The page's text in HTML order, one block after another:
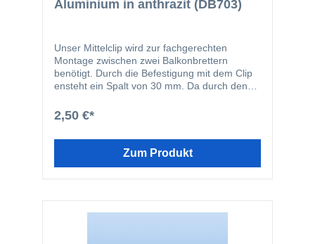
Aluminium in anthrazit (DB703)
Unser Mittelclip wird zur fachgerechten
Montage zwischen zwei Balkonbrettern
benötigt. Durch die Befestigung mit dem Clip
ensteht ein Spalt von 30 mm. Da durch den
die Verwendung unseren Zu- Profile. Die
Breite des Clips beträgt 30 mm.
2,50 €*
Zum Produkt